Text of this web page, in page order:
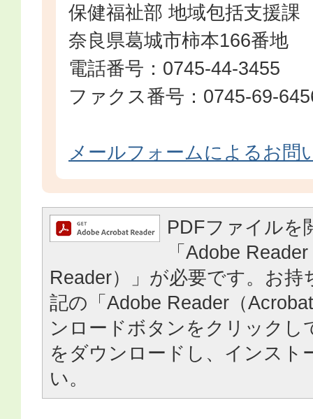
保健福祉部 地域包括支援課
奈良県葛城市柿本166番地
電話番号：0745-44-3455
ファクス番号：0745-69-
メールフォームによるお問
PDFファイルを
「Adobe
Reader）」が必要です。お持
記の「Adobe Reader（
ンロードボタンをクリックし
をダウンロードし、インスト
い。